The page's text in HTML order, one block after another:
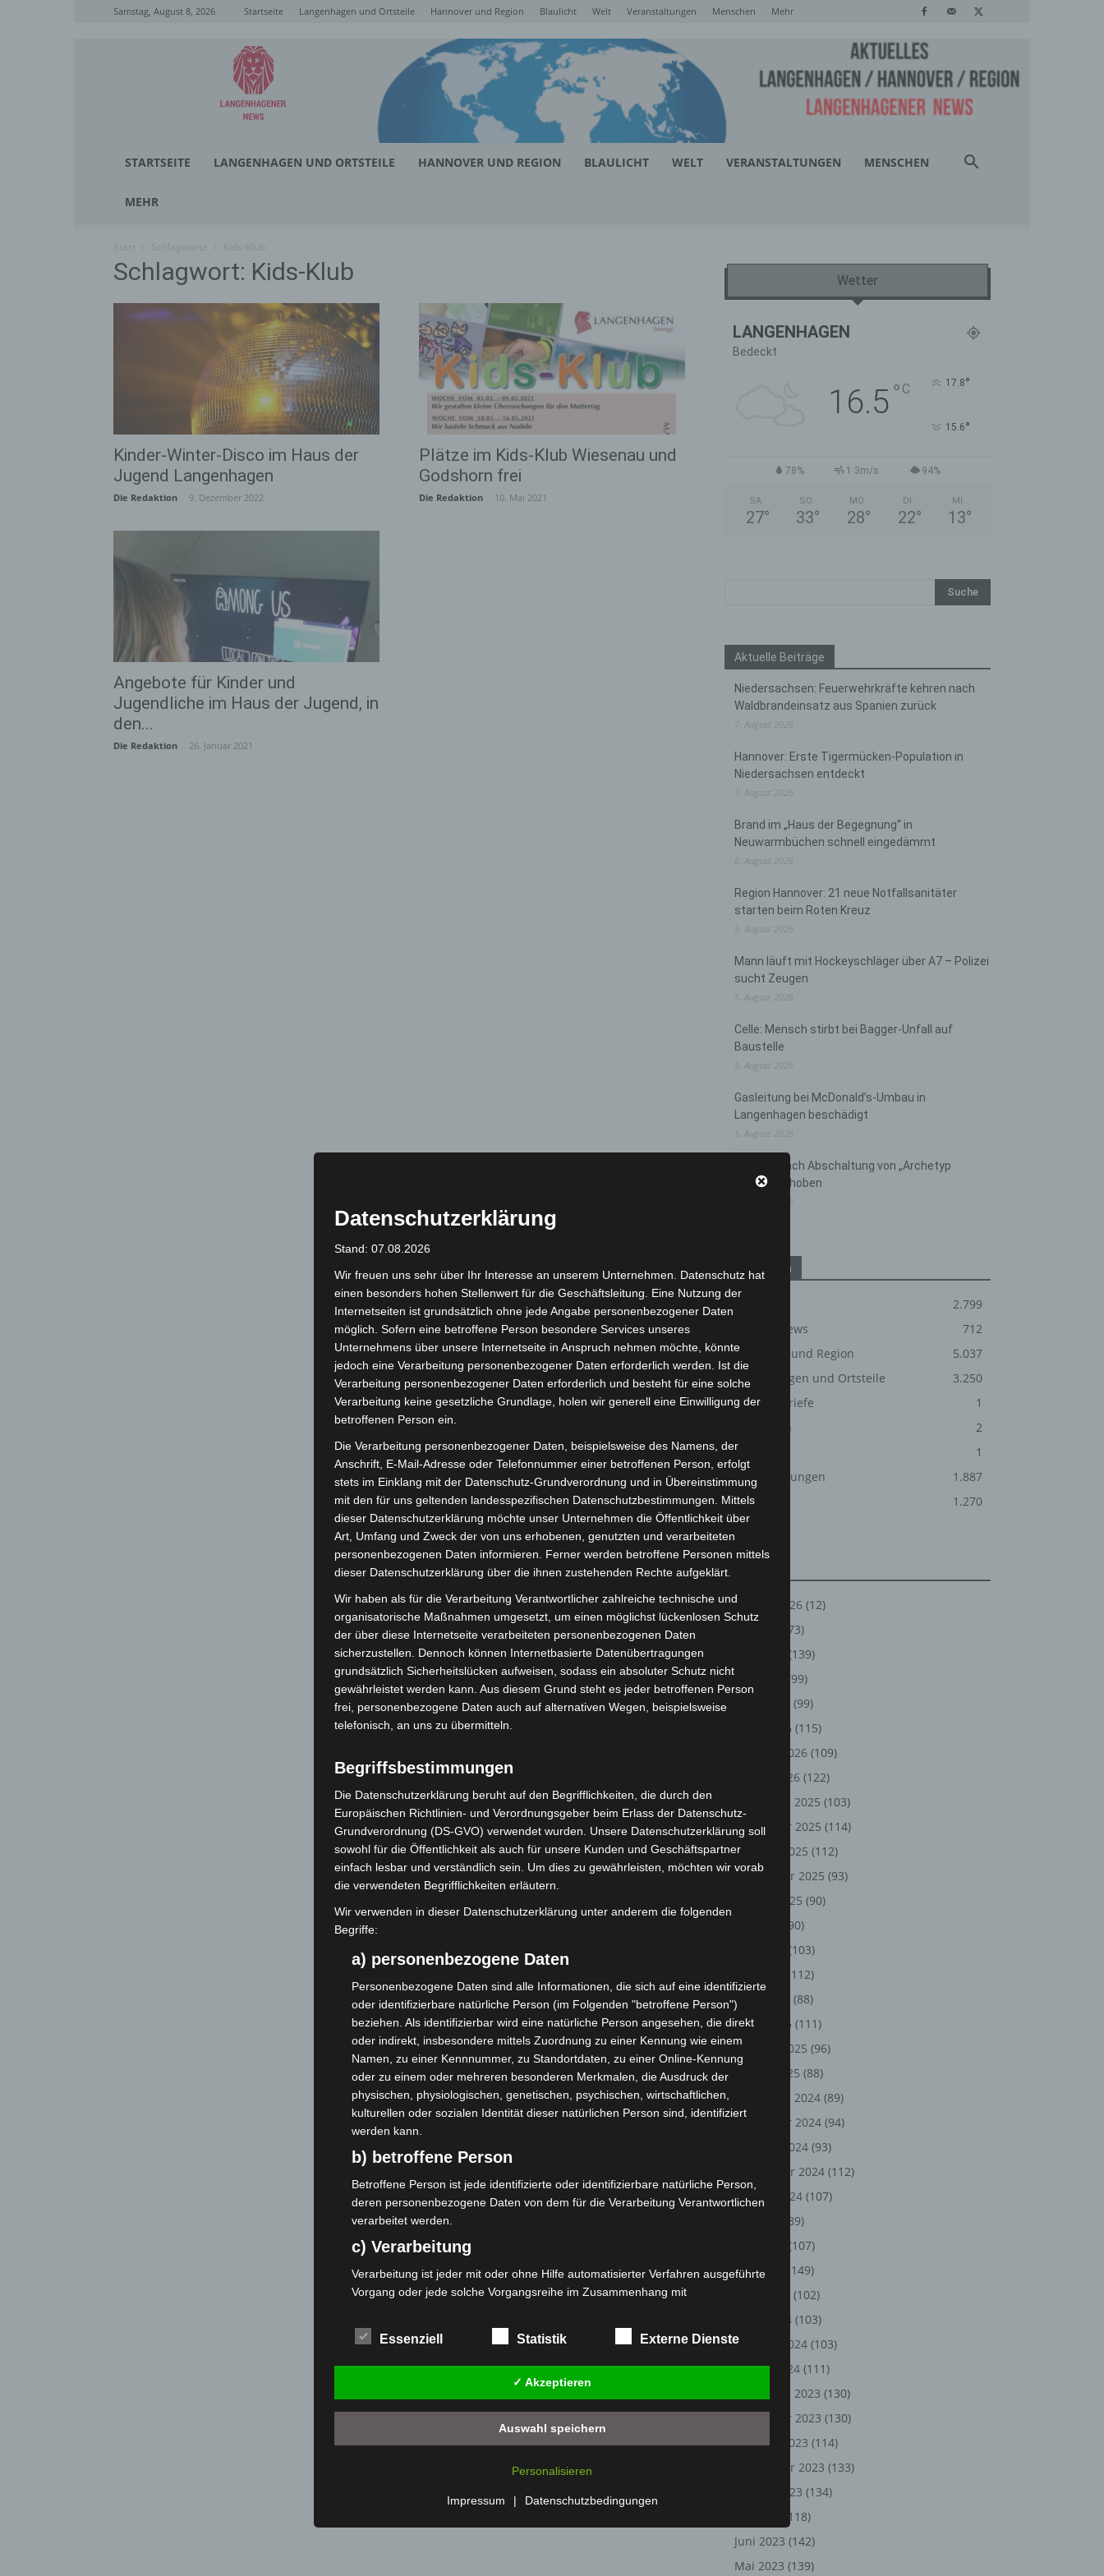
Samstag, August 8, 2026 Startseite Langenhagen und Ortsteile Hannover und Region Blaulicht Welt Veranstaltungen Menschen Mehr
Langenhagener
News
STARTSEITE LANGENHAGEN UND ORTSTEILE HANNOVER UND REGION BLAULICHT WELT VERANSTALTUNGEN MENSCHEN
MEHR
Schlagwort: Kids-Klub
Kinder-Winter-Disco im Haus der
Jugend Langenhagen
Die Redaktion 9. Dezember 2022
Plätze im Kids-Klub Wiesenau und
Godshorn frei
Die Redaktion 10. Mai 2021
Angebote für Kinder und
Jugendliche im Haus der Jugend, in
den...
Die Redaktion 26. Januar 2021
Wetter
LANGENHAGEN
Bedeckt
16.5° C 17.8°
15.6°
78% 1.3m/s 94%
SA.
27°
SO.
33°
MO.
28°
DI.
22°
MI.
13°
Aktuelle Beiträge
Niedersachsen: Feuerwehrkräfte kehren nach
Waldbrandeinsatz aus Spanien zurück
7. August 2026
Hannover: Erste Tigermücken-Population in
Niedersachsen entdeckt
7. August 2026
Brand im „Haus der Begegnung“ in
Neuwarmbüchen schnell eingedämmt
6. August 2026
Region Hannover: 21 neue Notfallsanitäter
starten beim Roten Kreuz
5. August 2026
Mann läuft mit Hockeyschläger über A7 – Polizei
sucht Zeugen
5. August 2026
Celle: Mensch stirbt bei Bagger-Unfall auf
Baustelle
5. August 2026
Gasleitung bei McDonald’s-Umbau in
Langenhagen beschädigt
5. August 2026
Anklage nach Abschaltung von „Archetyp
Market“ erhoben
Kategorien
2.799
Corona-News
712
Hannover und Region
5.037
Langenhagen und Ortsteile
3.250
Leserbriefe
1
Menschen
2
Über uns
1
Veranstaltungen
1.887
Welt
1.270
August 2026 (12)
(73)
(139)
(99)
(99)
März 2026 (115)
Februar 2026 (109)
Januar 2026 (122)
Dezember 2025 (103)
November 2025 (114)
Oktober 2025 (112)
September 2025 (93)
August 2025 (90)
(90)
(103)
(112)
April 2025
(88)
März 2025 (111)
Februar 2025 (96)
Januar 2025 (88)
Dezember 2024 (89)
November 2024 (94)
Oktober 2024 (93)
September 2024 (112)
August 2024 (107)
(89)
(107)
Mai 2024
(149)
(102)
März 2024 (103)
Februar 2024 (103)
Januar 2024 (111)
Dezember 2023 (130)
November 2023 (130)
Oktober 2023 (114)
September 2023 (133)
August 2023 (134)
(118)
Juni 2023 (142)
Mai 2023 (139)
Datenschutzerklärung
Stand: 07.08.2026
Wir freuen uns sehr über Ihr Interesse an unserem Unternehmen. Datenschutz hat
einen besonders hohen Stellenwert für die Geschäftsleitung. Eine Nutzung der
Internetseiten ist grundsätzlich ohne jede Angabe personenbezogener Daten
möglich. Sofern eine betroffene Person besondere Services unseres
Unternehmens über unsere Internetseite in Anspruch nehmen möchte, könnte
jedoch eine Verarbeitung personenbezogener Daten erforderlich werden. Ist die
Verarbeitung personenbezogener Daten erforderlich und besteht für eine solche
Verarbeitung keine gesetzliche Grundlage, holen wir generell eine Einwilligung der
betroffenen Person ein.
Die Verarbeitung personenbezogener Daten, beispielsweise des Namens, der
Anschrift, E-Mail-Adresse oder Telefonnummer einer betroffenen Person, erfolgt
stets im Einklang mit der Datenschutz-Grundverordnung und in Übereinstimmung
mit den für uns geltenden landesspezifischen Datenschutzbestimmungen. Mittels
dieser Datenschutzerklärung möchte unser Unternehmen die Öffentlichkeit über
Art, Umfang und Zweck der von uns erhobenen, genutzten und verarbeiteten
personenbezogenen Daten informieren. Ferner werden betroffene Personen mittels
dieser Datenschutzerklärung über die ihnen zustehenden Rechte aufgeklärt.
Wir haben als für die Verarbeitung Verantwortlicher zahlreiche technische und
organisatorische Maßnahmen umgesetzt, um einen möglichst lückenlosen Schutz
der über diese Internetseite verarbeiteten personenbezogenen Daten
sicherzustellen. Dennoch können Internetbasierte Datenübertragungen
grundsätzlich Sicherheitslücken aufweisen, sodass ein absoluter Schutz nicht
gewährleistet werden kann. Aus diesem Grund steht es jeder betroffenen Person
frei, personenbezogene Daten auch auf alternativen Wegen, beispielsweise
telefonisch, an uns zu übermitteln.
Begriffsbestimmungen
Die Datenschutzerklärung beruht auf den Begrifflichkeiten, die durch den
Europäischen Richtlinien- und Verordnungsgeber beim Erlass der Datenschutz-
Grundverordnung (DS-GVO) verwendet wurden. Unsere Datenschutzerklärung soll
sowohl für die Öffentlichkeit als auch für unsere Kunden und Geschäftspartner
einfach lesbar und verständlich sein. Um dies zu gewährleisten, möchten wir vorab
die verwendeten Begrifflichkeiten erläutern.
Wir verwenden in dieser Datenschutzerklärung unter anderem die folgenden
Begriffe:
a) personenbezogene Daten
Personenbezogene Daten sind alle Informationen, die sich auf eine identifizierte
oder identifizierbare natürliche Person (im Folgenden "betroffene Person")
beziehen. Als identifizierbar wird eine natürliche Person angesehen, die direkt
oder indirekt, insbesondere mittels Zuordnung zu einer Kennung wie einem
Namen, zu einer Kennnummer, zu Standortdaten, zu einer Online-Kennung
oder zu einem oder mehreren besonderen Merkmalen, die Ausdruck der
physischen, physiologischen, genetischen, psychischen, wirtschaftlichen,
kulturellen oder sozialen Identität dieser natürlichen Person sind, identifiziert
werden kann.
b) betroffene Person
Betroffene Person ist jede identifizierte oder identifizierbare natürliche Person,
deren personenbezogene Daten von dem für die Verarbeitung Verantwortlichen
verarbeitet werden.
c) Verarbeitung
Verarbeitung ist jeder mit oder ohne Hilfe automatisierter Verfahren ausgeführte
Vorgang oder jede solche Vorgangsreihe im Zusammenhang mit
das Ordnen, die Speicherung, die Anpassung oder Veränderung, das Auslesen,
das Abfragen, die Verwendung, die Offenlegung durch Übermittlung, Verbreitung
oder eine andere Form der Bereitstellung, den Abgleich oder die Verknüpfung,
die Einschränkung, das Löschen oder die Vernichtung.
d) Einschränkung der Verarbeitung
Einschränkung der Verarbeitung ist die Markierung gespeicherter
Profiling ist jede Art der automatisierten Verarbeitung personenbezogener
Daten, die darin besteht, dass diese personenbezogenen Daten verwendet
werden, um bestimmte persönliche Aspekte, die sich auf eine natürliche Person
Essenziell Statistik Externe Dienste
✓ Akzeptieren
Auswahl speichern
Personalisieren
Impressum | Datenschutzbedingungen